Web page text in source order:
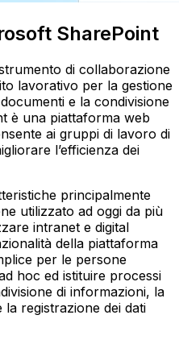
SharePoint
di collaborazione
lavorativo per la gestione
e la condivisione
è una piattaforma web
ai gruppi di lavoro di
l’efficienza dei
principalmente
utilizzato ad oggi da più
intranet e digital
della piattaforma
per le persone
hoc ed istituire processi
di informazioni, la
registrazione dei dati